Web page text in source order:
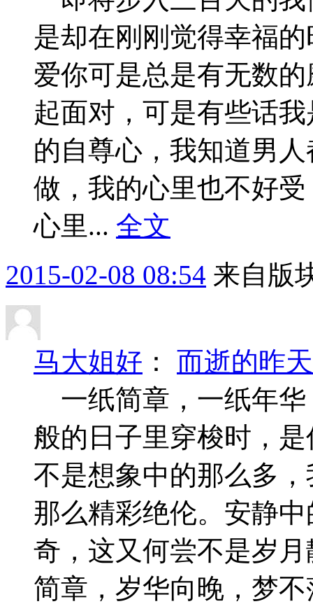
是却在刚刚觉得幸福
爱你可是总是有无数
起面对，可是有些话
的自尊心，我知道男
做，我的心里也不好
心里... 全文
2015-02-08 08:54 来自版
马大姐好 ： 而逝的昨天
一纸简章，一纸年华
般的日子里穿梭时，
不是想象中的那么多
那么精彩绝伦。安静
奇，这又何尝不是岁
简章，岁华向晚，梦